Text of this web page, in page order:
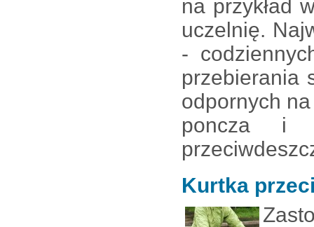
na przykład
uczelnię.
-
przebierania
odpornych
poncza i
Kurtka